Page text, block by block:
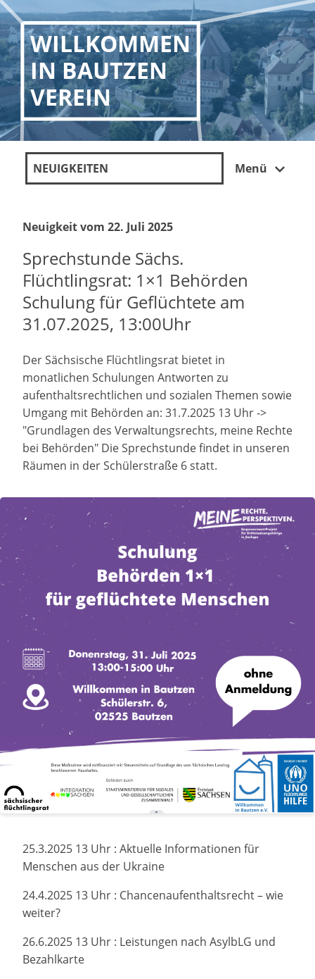
WILLKOMMEN
IN BAUTZEN
VEREIN
NEUIGKEITEN Menü
Neuigkeit vom 22. Juli 2025
Sprechstunde Sächs.
Flüchtlingsrat: 1×1 Behörden
Schulung für Geflüchtete am
31.07.2025, 13:00Uhr
Der Sächsische Flüchtlingsrat bietet in
monatlichen Schulungen Antworten zu
aufenthaltsrechtlichen und sozialen Themen sowie
Umgang mit Behörden an: 31.7.2025 13 Uhr ->
"Grundlagen des Verwaltungsrechts, meine Rechte
bei Behörden" Die Sprechstunde findet in unseren
Räumen in der Schülerstraße 6 statt.
25.3.2025 13 Uhr : Aktuelle Informationen für
Menschen aus der Ukraine
24.4.2025 13 Uhr : Chancenaufenthaltsrecht – wie
weiter?
26.6.2025 13 Uhr : Leistungen nach AsylbLG und
Bezahlkarte